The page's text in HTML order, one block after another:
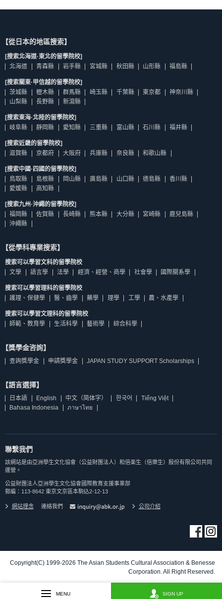
【從日本的地區搜索】
[搜索北海道·東北的留學院校]
北海道
青森縣 岩手縣 宮城縣 秋田縣 山形縣 福島縣
[搜索關東·甲信越的留學院校]
茨城縣
櫪木縣 群馬縣 崎玉縣 千葉縣 東京都
神奈川縣
山梨縣
長野縣 新瀉縣
[搜索東海·北陸的留學院校]
岐阜縣
靜岡縣 愛知縣 三重縣 富山縣 石川縣 福井縣
[搜索近畿的留學院校]
滋賀縣
京都府 大阪府 兵庫縣 奈良縣 和歌山縣
[搜索中國·四國的留學院校]
鳥取縣
島根縣 岡山縣 廣島縣 山口縣 德島縣
香川縣
愛媛縣
高知縣
[搜索九州·沖繩的留學院校]
福岡縣
佐賀縣 長崎縣 熊本縣 大分縣 宮崎縣
鹿兒島縣
沖繩縣
【從學科專業搜索】
搜索可以學習文科的留學院校
文學
語言學 法學 經濟、經營、商學 社會學 國際關系學
搜索可以學習理科的留學院校
護理、保健學
醫、齒學 藥學 理學 工學 農、水產學
搜索可以學習文理科的留學院校
師範、教育學
生活科學 藝術學 綜合科學
【獎學金咨詢】
查詢獎學金 申請獎學金 JAPAN STUDY SUPPORT Scholarships
【語言選擇】
日本語 English 中文（简体字） 한국어
Tiếng Việt
Bahasa Indonesia
ภาษาไทย
聯繫我們
該網站是由亞洲學生文化協會（公益財團法人）和倍楽生（倍樂生）股份有限公司共同
運營。
公益財團法人亞洲學生文化協會國際教育支援事業部
郵編：113-8642 東京文京區本駒込2-12-13
網站理念 連絡我們 公司介紹
Copyright(C) 1999-2026 The Asian Students Cultural Association & Benesse
Corporation. All Right Reserved.
MENU SIGN UP